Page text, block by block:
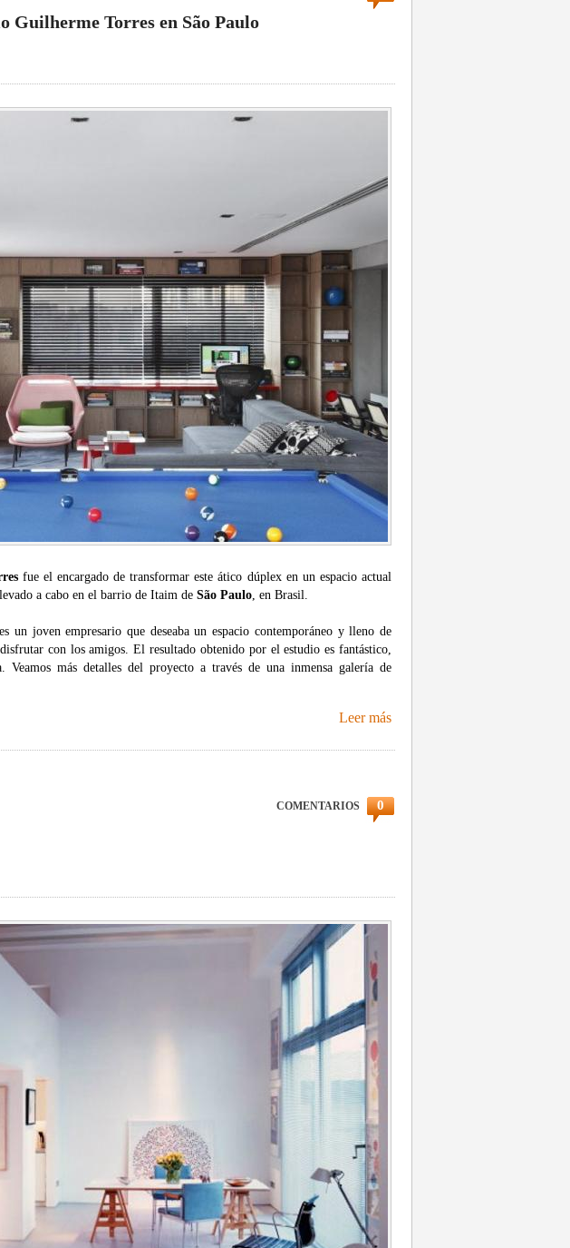
Guilherme Torres en São Paulo
fue el encargado de transformar este ático dúplex en un espacio actual
a cabo en el barrio de Itaim de São Paulo, en Brasil.
un joven empresario que deseaba un espacio contemporáneo y lleno de
con los amigos. El resultado obtenido por el estudio es fantástico,
más detalles del proyecto a través de una inmensa galería de
Leer más
0
COMENTARIOS